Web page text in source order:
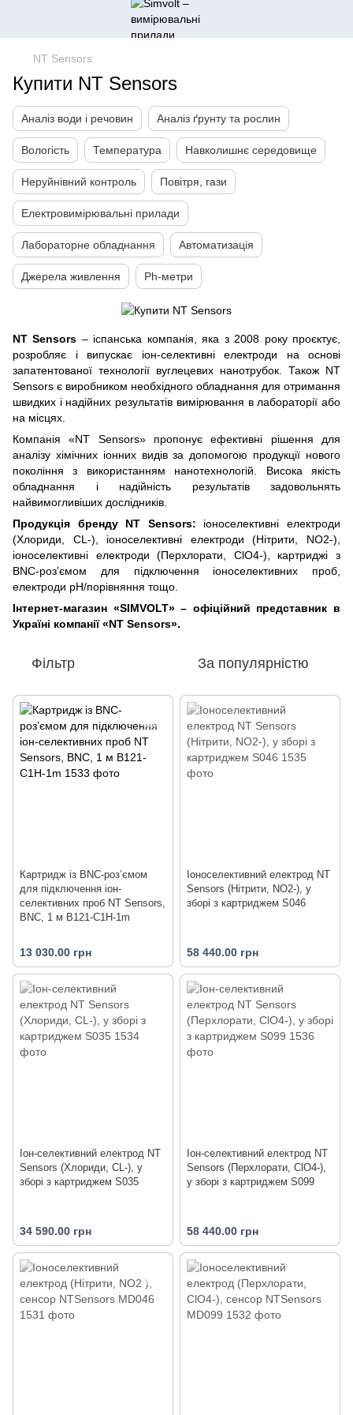
NT Sensors
Купити NT Sensors
Аналіз води і речовин Аналіз ґрунту та рослин
Вологість Температура Навколишнє середовище
Неруйнівний контроль Повітря, гази
Електровимірювальні прилади
Лабораторне обладнання Автоматизація
Джерела живлення Ph-метри
NT Sensors – іспанська компанія, яка з 2008 року проєктує,
розробляє і випускає іон-селективні електроди на основі
запатентованої технології вуглецевих нанотрубок. Також NT
Sensors є виробником необхідного обладнання для отримання
швидких і надійних результатів вимірювання в лабораторії або
на місцях.
Компанія «NT Sensors» пропонує ефективні рішення для
аналізу хімічних іонних видів за допомогою продукції нового
покоління з використанням нанотехнологій. Висока якість
обладнання і надійність результатів задовольнять
найвимогливіших дослідників.
Продукція бренду NT Sensors: іоноселективні електроди
(Хлориди, CL-), іоноселективні електроди (Нітрити, NO2-),
іоноселективні електроди (Перхлорати, ClO4-), картриджі з
BNC-роз’ємом для підключення іоноселективних проб,
електроди pH/порівняння тощо.
Інтернет-магазин «SIMVOLT» – офіційний представник в
Україні компанії «NT Sensors».
Фільтр За популярністю
Картридж із BNC-роз’ємом
для підключення іон-
селективних проб NT Sensors,
BNC, 1 м B121-C1H-1m
13 030.00 грн
Іоноселективний електрод NT
Sensors (Нітрити, NO2-), у
зборі з картриджем S046
58 440.00 грн
Іон-селективний електрод NT
Sensors (Хлориди, CL-), у
зборі з картриджем S035
34 590.00 грн
Іон-селективний електрод NT
Sensors (Перхлорати, ClO4-),
у зборі з картриджем S099
58 440.00 грн